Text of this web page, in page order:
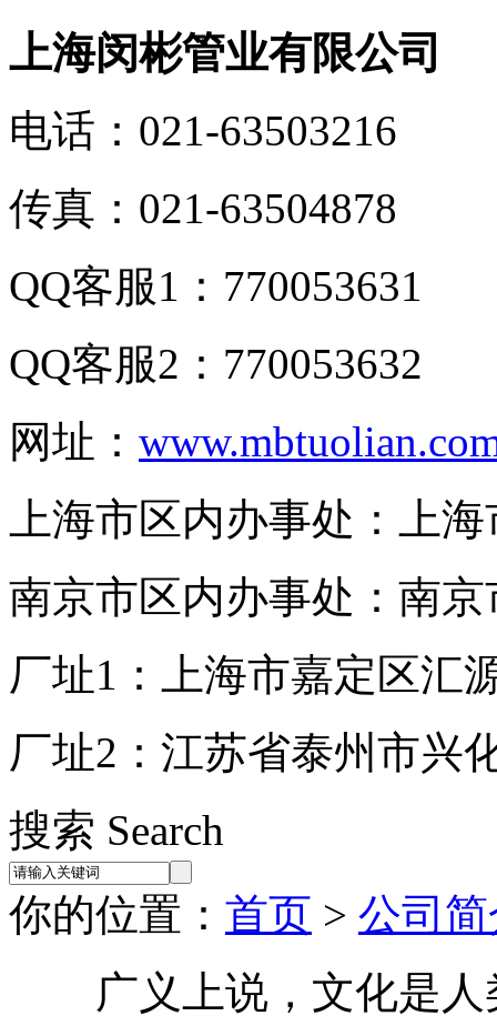
上海闵彬管业有限公司
电话：021-63503216
传真：021-63504878
QQ客服1：770053631
QQ客服2：770053632
网址：
上海市区内办事处：上
南京市区内办事处：南
厂址1：上海市嘉定区汇
厂址2：江苏省泰州市兴
搜索 Search
你的位置： 首页 > 公司
广义上说，文化是人